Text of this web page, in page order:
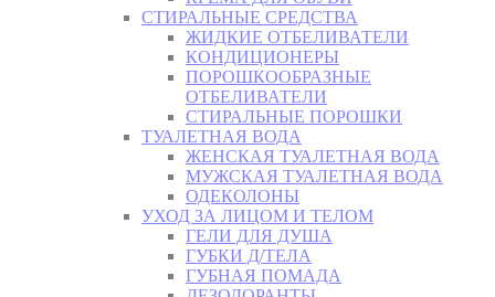
СТИРАЛЬНЫЕ СРЕДСТВА
ЖИДКИЕ ОТБЕЛИВАТЕЛИ
КОНДИЦИОНЕРЫ
ПОРОШКООБРАЗНЫЕ
ОТБЕЛИВАТЕЛИ
СТИРАЛЬНЫЕ ПОРОШКИ
ТУАЛЕТНАЯ ВОДА
ЖЕНСКАЯ ТУАЛЕТНАЯ ВОДА
МУЖСКАЯ ТУАЛЕТНАЯ ВОДА
ОДЕКОЛОНЫ
УХОД ЗА ЛИЦОМ И ТЕЛОМ
ГЕЛИ ДЛЯ ДУША
ГУБКИ Д/ТЕЛА
ГУБНАЯ ПОМАДА